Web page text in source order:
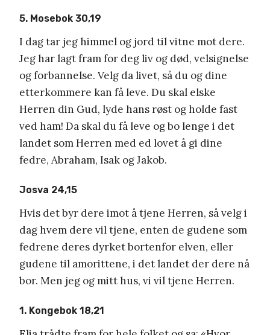
5. Mosebok 30,19
I dag tar jeg himmel og jord til vitne mot dere.
Jeg har lagt fram for deg liv og død, velsignelse
og forbannelse. Velg da livet, så du og dine
etterkommere kan få leve. Du skal elske
Herren din Gud, lyde hans røst og holde fast
ved ham! Da skal du få leve og bo lenge i det
landet som Herren med ed lovet å gi dine
fedre, Abraham, Isak og Jakob.
Josva 24,15
Hvis det byr dere imot å tjene Herren, så velg i
dag hvem dere vil tjene, enten de gudene som
fedrene deres dyrket bortenfor elven, eller
gudene til amorittene, i det landet der dere nå
bor. Men jeg og mitt hus, vi vil tjene Herren.
1. Kongebok 18,21